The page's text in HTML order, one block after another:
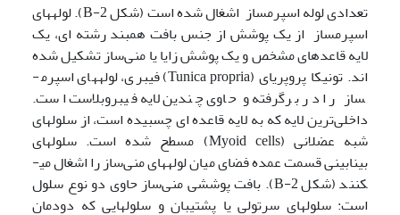
تعدادی لوله اسپرم­ساز اشغال شده است (شکل 2-B). لوله­های
اسپرم­ساز از یک پوشش از جنس بافت همبند رشته ای، یک
لایه قاعده­ای مشخص و یک پوشش زایا یا منی‌ساز تشکیل شده
اند. تونیکا پروپریای (Tunica propria) فیبری، لوله­های اسپرم­
ساز را در برگرفته و حاوی چندین لایه فیبروبلاست است.
داخلی‌ترین لایه که به لایه قاعده ای چسبیده است، از سلول­های
شبه عضلانی (Myoid cells) مسطح شده است. سلول­های
بینابینی قسمت عمده فضای میان لوله­های منی‌ساز را اشغال می­
کنند (شکل 2-B). بافت پوششی منی‌ساز حاوی دو نوع سلول
است: سلول­های سرتولی یا پشتیبان و سلول­هایی که دودمان